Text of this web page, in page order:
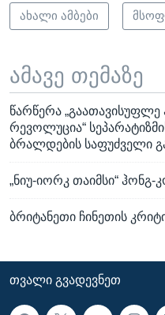
ახალი ამბები
ამავე თემაზე
წარწერა
რევოლუცია“
ბრალდების საფუძველი
„ნიუ-იორკ თაიმსი“ ჰონგ-
ბრიტანეთი ჩინეთის
ᲗᲕᲐᲚᲘ ᲒᲕᲐᲓᲔᲕᲜᲔᲗ